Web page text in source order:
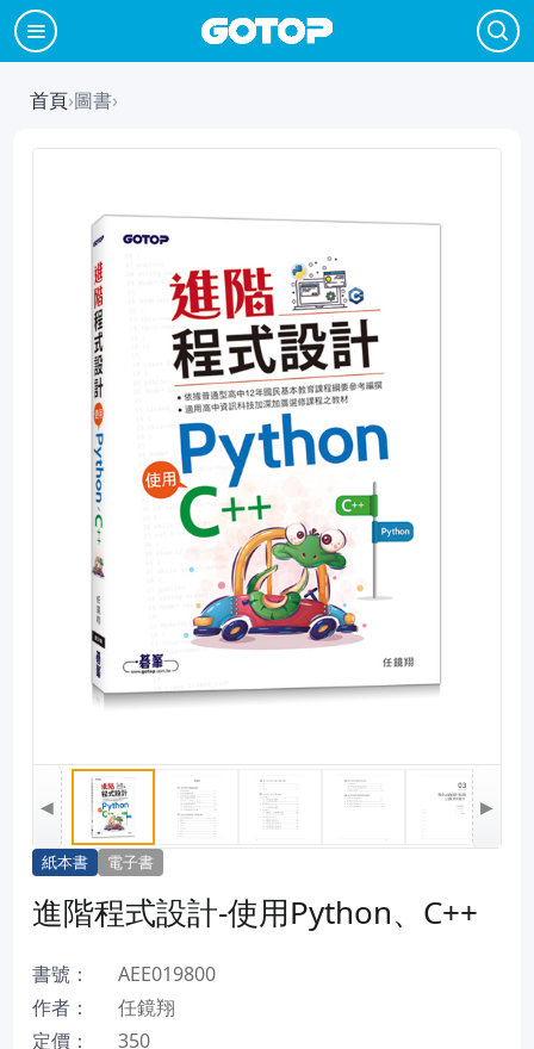
首頁›圖書›
◀ ▶
紙本書 電子書
進階程式設計-使用Python、C++
書號：
AEE019800
作者：
任鏡翔
定價：
350